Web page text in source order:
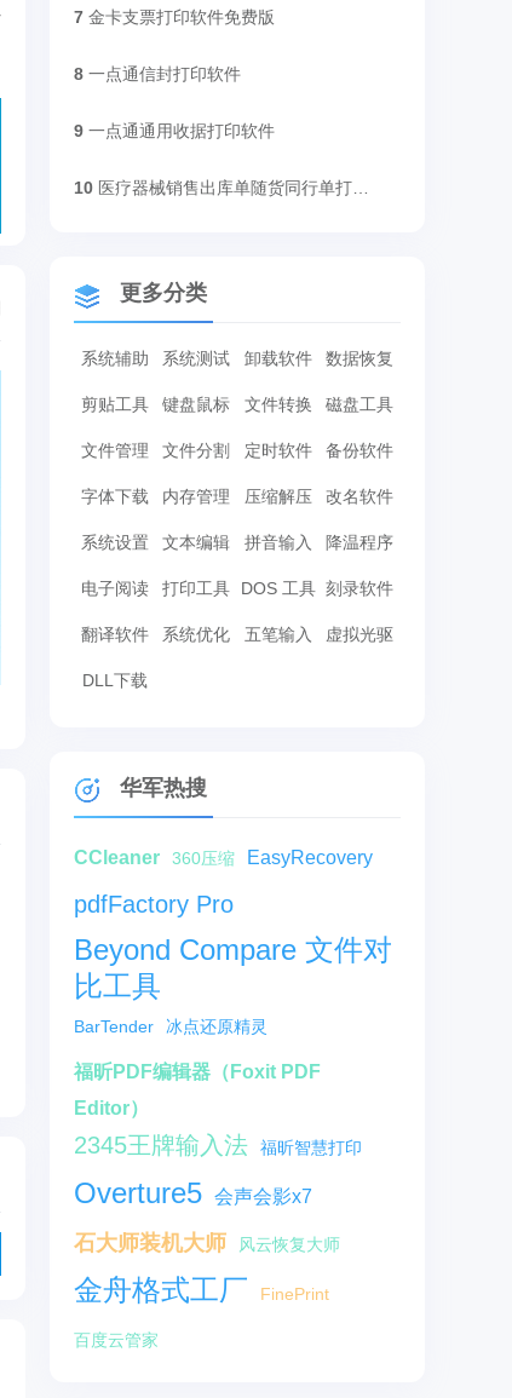
7 金卡支票打印软件免费版
8 一点通信封打印软件
9 一点通通用收据打印软件
10
更多分类
系统辅助 系统测试 卸载软件 数据恢复
剪贴工具 键盘鼠标 文件转换 磁盘工具
文件管理 文件分割 定时软件 备份软件
字体下载 内存管理 压缩解压 改名软件
系统设置 文本编辑 拼音输入 降温程序
电子阅读 打印工具 DOS 工具 刻录软件
翻译软件 系统优化 五笔输入 虚拟光驱
DLL下载
华军热搜
CCleaner 360压缩 EasyRecovery
pdfFactory Pro
Beyond Compare 文件对
比工具
BarTender 冰点还原精灵
福昕PDF编辑器（Foxit PDF
Editor）
2345王牌输入法 福昕智慧打印
Overture5 会声会影x7
石大师装机大师 风云恢复大师
金舟格式工厂 FinePrint
百度云管家